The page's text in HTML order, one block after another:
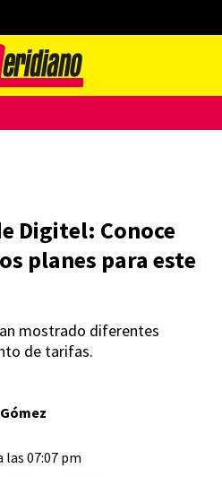
Digitel: Conoce
planes para este
mostrado diferentes
de tarifas.
las 07:07 pm